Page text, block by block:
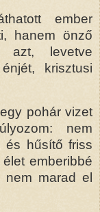
ember
hanem önző
azt, levetve
krisztusi
pohár vizet
nem
és hűsítő friss
emberibbé
nem marad el